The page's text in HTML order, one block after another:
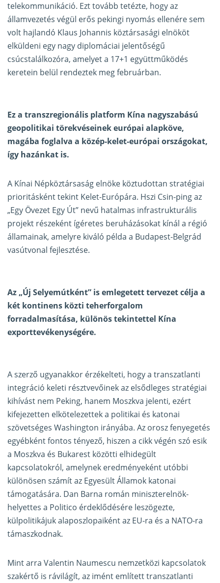
telekommunikáció. Ezt tovább tetézte, hogy az
államvezetés végül erős pekingi nyomás ellenére sem
volt hajlandó Klaus Johannis köztársasági elnököt
elküldeni egy nagy diplomáciai jelentőségű
csúcstalálkozóra, amelyet a 17+1 együttműködés
keretein belül rendeztek meg februárban.
Ez a transzregionális platform Kína nagyszabású
geopolitikai törekvéseinek európai alapköve,
magába foglalva a közép-kelet-európai országokat,
így hazánkat is.
A Kínai Népköztársaság elnöke köztudottan stratégiai
prioritásként tekint Kelet-Európára. Hszi Csin-ping az
„Egy Övezet Egy Út” nevű hatalmas infrastrukturális
projekt részeként ígéretes beruházásokat kínál a régió
államainak, amelyre kiváló példa a Budapest-Belgrád
vasútvonal fejlesztése.
Az „Új Selyemútként” is emlegetett tervezet célja a
két kontinens közti teherforgalom
forradalmasítása, különös tekintettel Kína
exporttevékenységére.
A szerző ugyanakkor érzékelteti, hogy a transzatlanti
integráció keleti résztvevőinek az elsődleges stratégiai
kihívást nem Peking, hanem Moszkva jelenti, ezért
kifejezetten elkötelezettek a politikai és katonai
szövetséges Washington irányába. Az orosz fenyegetés
egyébként fontos tényező, hiszen a cikk végén szó esik
a Moszkva és Bukarest közötti elhidegült
kapcsolatokról, amelynek eredményeként utóbbi
különösen számít az Egyesült Államok katonai
támogatására. Dan Barna román miniszterelnök-
helyettes a Politico érdeklődésére leszögezte,
külpolitikájuk alaposzlopaiként az EU-ra és a NATO-ra
támaszkodnak.
Mint arra Valentin Naumescu nemzetközi kapcsolatok
szakértő is rávilágít, az imént említett transzatlanti